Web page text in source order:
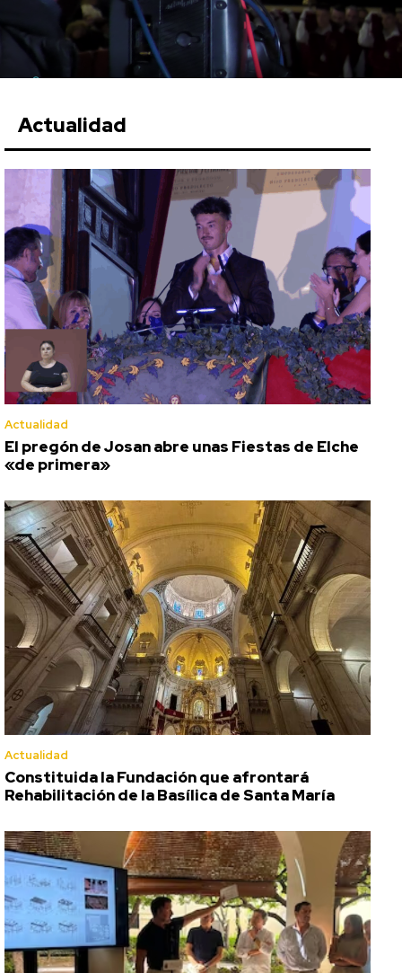
Actualidad
Actualidad
El pregón de Josan abre unas Fiestas de Elche
«de primera»
Actualidad
Constituida la Fundación que afrontará
Rehabilitación de la Basílica de Santa María